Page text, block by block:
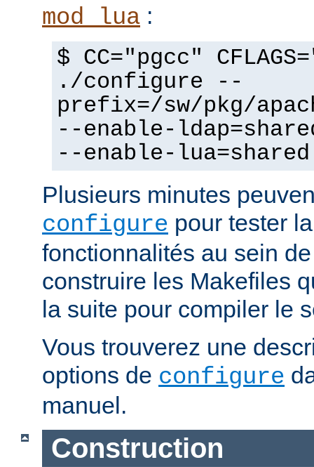
mod_lua :
$ CC="pgcc"
./configure --
prefix=/sw/pkg/
--enable-
--enable-lua=shared
Plusieurs minutes
configure pour tester
fonctionnalités au sein
construire les Makefiles
la suite pour compiler le
Vous trouverez une
options de configure
manuel.
Construction